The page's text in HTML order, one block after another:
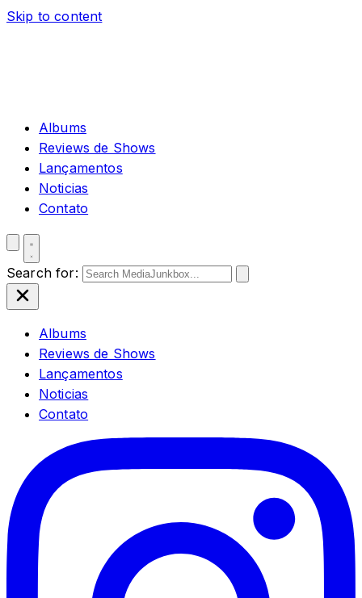
Skip to content
Albums
Reviews de Shows
Lançamentos
Noticias
Contato
Search for:
Albums
Reviews de Shows
Lançamentos
Noticias
Contato